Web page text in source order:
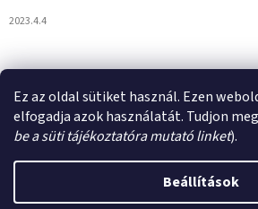
Ez az oldal sütiket használ. Ezen
elfogadja azok használatát. Tudjon
be a süti tájékoztatóra mutató linket).
Beállítások
2023.4.4